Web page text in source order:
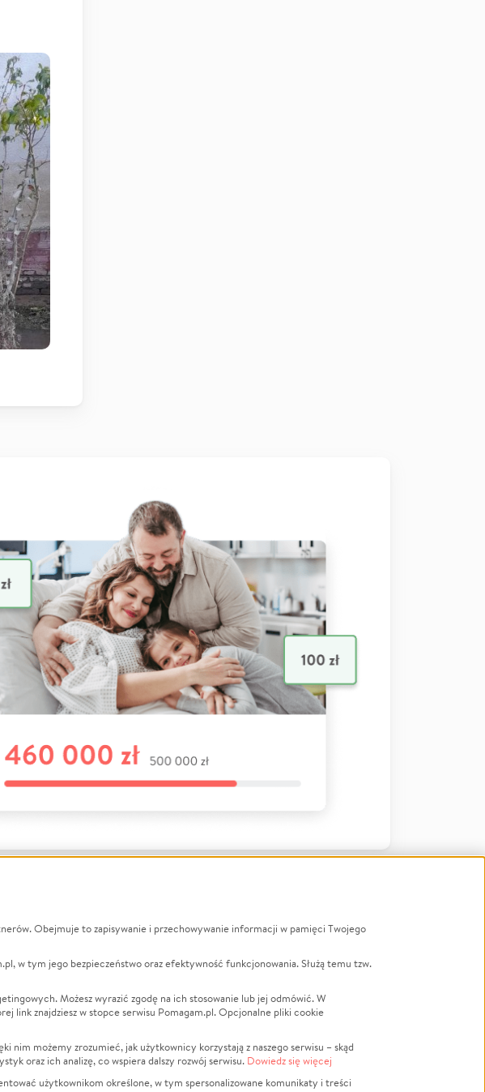
Zbieraj na
Leczenie
Zwierzęta
Pożar
Sport
Pomoc Finansowa
LGBTQ+
Powódź
Wichura
Religia
Edukacja
Obejmuje to zapisywanie i przechowywanie informacji w pamięci Twojego
w tym jego bezpieczeństwo oraz efektywność funkcjonowania. Służą temu tzw.
Możesz wyrazić zgodę na ich stosowanie lub jej odmówić. W
link znajdziesz w stopce serwisu Pomagam.pl. Opcjonalne pliki cookie
nim możemy zrozumieć, jak użytkownicy korzystają z naszego serwisu – skąd
oraz ich analizę, co wspiera dalszy rozwój serwisu. Dowiedz się więcej
użytkownikom określone, w tym spersonalizowane komunikaty i treści